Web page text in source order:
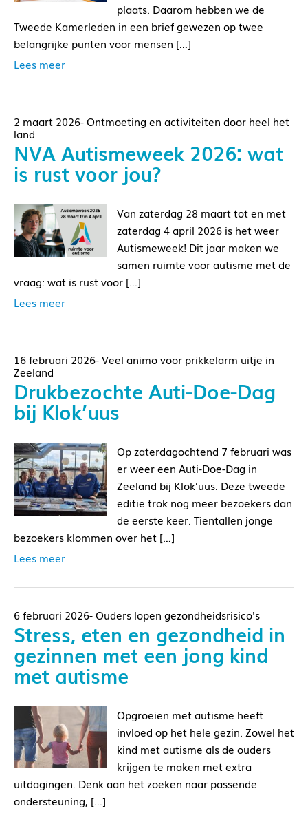
plaats. Daarom hebben we de
Tweede Kamerleden in een brief gewezen op twee
belangrijke punten voor mensen […]
Lees meer
2 maart 2026- Ontmoeting en activiteiten door heel het
land
NVA Autismeweek 2026: wat
is rust voor jou?
Van zaterdag 28 maart tot en met
zaterdag 4 april 2026 is het weer
Autismeweek! Dit jaar maken we
samen ruimte voor autisme met de
vraag: wat is rust voor […]
Lees meer
16 februari 2026- Veel animo voor prikkelarm uitje in
Zeeland
Drukbezochte Auti-Doe-Dag
bij Klok’uus
Op zaterdagochtend 7 februari was
er weer een Auti-Doe-Dag in
Zeeland bij Klok’uus. Deze tweede
editie trok nog meer bezoekers dan
de eerste keer. Tientallen jonge
bezoekers klommen over het […]
Lees meer
6 februari 2026- Ouders lopen gezondheidsrisico's
Stress, eten en gezondheid in
gezinnen met een jong kind
met autisme
Opgroeien met autisme heeft
invloed op het hele gezin. Zowel het
kind met autisme als de ouders
krijgen te maken met extra
uitdagingen. Denk aan het zoeken naar passende
ondersteuning, […]